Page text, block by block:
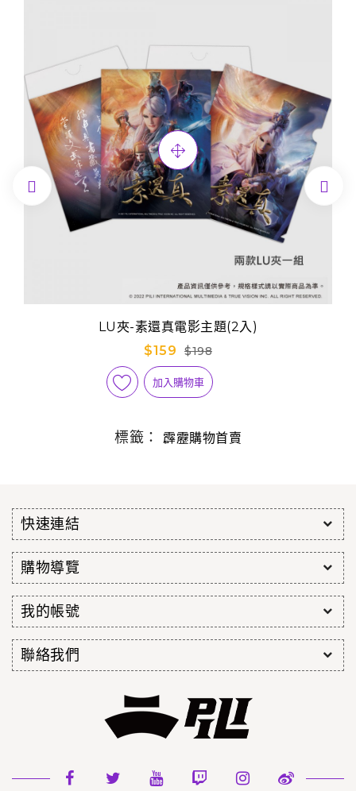
LU夾-素還真電影主題(2入)
$159
$198
加入購物車
 
標籤： 霹靂購物首賣
快速連結
購物導覽
我的帳號
聯絡我們